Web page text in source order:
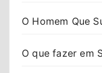
O Homem Que
O que fazer em